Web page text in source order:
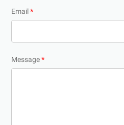
Email *
Message*